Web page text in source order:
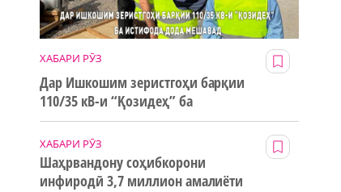
ХАБАРИ РӮЗ
Дар Ишкошим зеристгоҳи барқии
110/35 кВ-и “Қозидеҳ” ба
истифода дода мешавад
ХАБАРИ РӮЗ
Шаҳрвандону соҳибкорони
инфиродӣ 3,7 миллион амалиёти